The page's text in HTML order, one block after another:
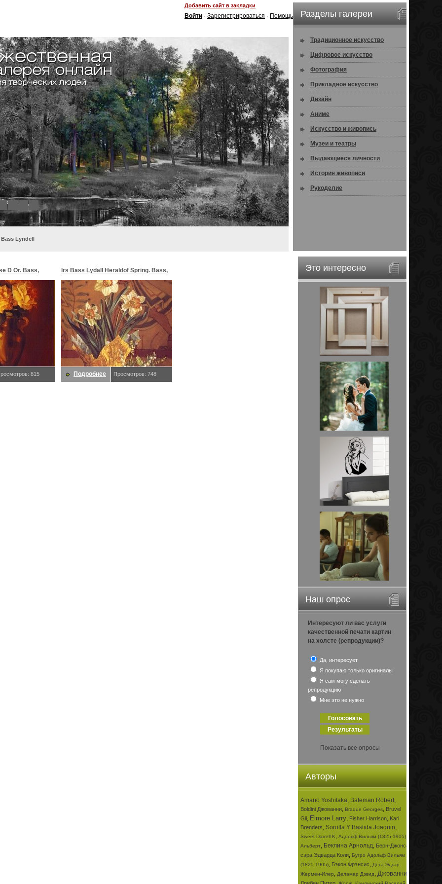
Добавить сайт в закладки
Войти · Зарегистрироваться · Помощь
8
Bass Lyndell
Разделы галереи
Традиционное искусство
Цифровое искусство
Фотография
Прикладное искусство
Дизайн
Аниме
Искусство и живопись
Музеи и театры
Выдающиеся личности
История живописи
Рукоделие
Это интересно
Наш опрос
Интересуют ли вас услуги
качественной печати картин
на холсте (репродукции)?
Да, интересует
Я покупаю только оригиналы
Я сам могу сделать
репродукцию
Мне это не нужно
Показать все опросы
Авторы
Amano Yoshitaka, Bateman Robert,
Boldini Джованни, Braque Georges, Bruvel
Gil, Elmore Larry, Fisher Harrison, Karl
Brenders, Sorolla Y Bastida Joaquin,
Sweet Darrell K, Адольф Вильям (1825-1905)
Альберт, Беклина Арнольд, Берн-Джонса
сэра Эдварда Коли, Бугро Адольф Вильям
(1825-1905), Бэкон Фрэнсис, Дега Эдгар-
Жермен-Илер, Деламар Дэвид, Джованни
D Or. Bass,
815
lrs Bass Lydall Heraldof Spring. Bass,
Lyndell
Подробнее Просмотров: 748